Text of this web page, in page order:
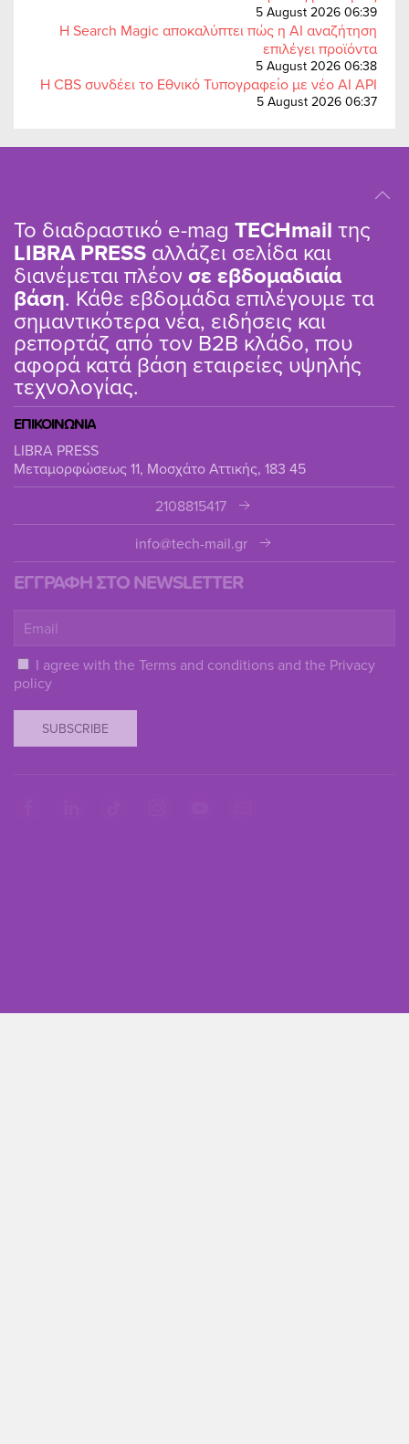
5 August 2026 06:39
Η Search Magic αποκαλύπτει πώς η AI αναζήτηση
επιλέγει προϊόντα
5 August 2026 06:38
Η CBS συνδέει το Εθνικό Τυπογραφείο με νέο AI API
5 August 2026 06:37
Το διαδραστικό e-mag TΕCHmail της
LIBRA PRESS αλλάζει σελίδα και
διανέμεται πλέον σε εβδομαδιαία
βάση. Κάθε εβδομάδα επιλέγουμε τα
σημαντικότερα νέα, ειδήσεις και
ρεπορτάζ από τον B2B κλάδο, που
αφορά κατά βάση εταιρείες υψηλής
τεχνολογίας.
ΕΠΙΚΟΙΝΩΝΙΑ
LIBRA PRESS
Μεταμορφώσεως 11, Μοσχάτο Αττικής, 183 45
2108815417
info@tech-mail.gr
ΕΓΓΡΑΦΗ ΣΤΟ NEWSLETTER
I agree with the Terms and conditions and the Privacy
policy
SUBSCRIBE